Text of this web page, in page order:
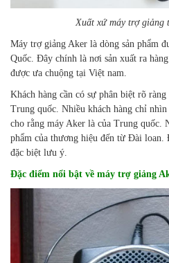
Xuất xứ máy trợ giảng
Máy trợ giảng Aker là dòng sản phẩm
Quốc. Đây chính là nơi sản xuất ra
được ưa chuộng tại Việt nam.
Khách hàng cần có sự phân biệt rõ
Trung quốc. Nhiều khách hàng chỉ
cho rằng máy Aker là của Trung quốc.
phẩm của thương hiệu đến từ Đài loan.
đặc biệt lưu ý.
Đặc điểm nổi bật về máy trợ giảng